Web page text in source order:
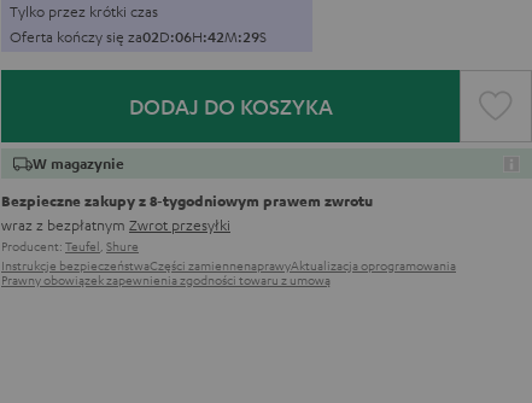
Tylko przez krótki czas
Oferta kończy się za02D:06H:42M:27S
DODAJ DO KOSZYKA
W magazynie
Bezpieczne zakupy z 8‑tygodniowym prawem zwrotu
wraz z bezpłatnym Zwrot przesyłki
Producent: Teufel, Shure
Instrukcje bezpieczeństwaCzęści zamiennenaprawyAktualizacja oprogramowania
Prawny obowiązek zapewnienia zgodności towaru z umową